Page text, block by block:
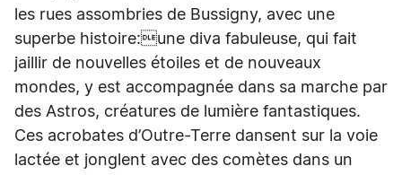
les rues assombries de Bussigny, avec une
superbe histoire:une diva fabuleuse, qui fait
jaillir de nouvelles étoiles et de nouveaux
mondes, y est accompagnée dans sa marche par
des Astros, créatures de lumière fantastiques.
Ces acrobates d’Outre-Terre dansent sur la voie
lactée et jonglent avec des comètes dans un